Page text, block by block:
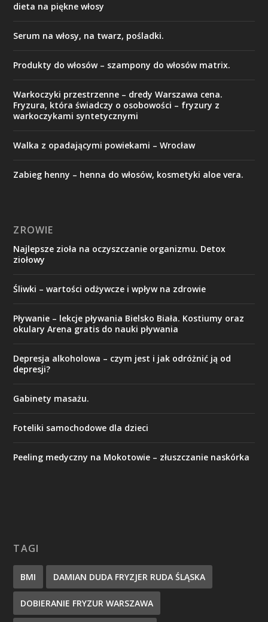
dieta na piękne włosy
Serum na włosy, na twarz, pośladki.
Produkty do włosów – szampony do włosów matrix.
Warkoczyki przestrzenne – dredy Warszawa cena.
Fryzura, która świadczy o osobowości – fryzury z
warkoczykami syntetycznymi
Walka z opadającymi powiekami – Wrocław
Zabieg henny – henna do włosów, kosmetyki aloe vera.
ZROWIE
Najlepsze zioła na oczyszczanie organizmu. Detox
ziołowy
Śliwki – wartości odżywcze i wpływ na zdrowie
Pływanie – lekcje pływania Bielsko Biała. Kostiumy oraz
okulary Arena gratis do nauki pływania
Depresja alkoholowa – czym jest i jak odróżnić ją od
depresji?
Gabinety masażu.
Foteliki samochodowe dla dzieci
Peeling medyczny na Mokotowie – złuszczanie naskórka
TAGI
BMI DAMIAN DUDA FRYZJER RUDA ŚLĄSKA
DOBIERANIE FRYZUR WARSZAWA